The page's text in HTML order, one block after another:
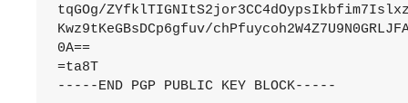
tqGOg/
Kwz9tKeGBsDCp6gfuv/
0A==
=ta8T
-----END PGP PUBLIC KEY BLOCK-----